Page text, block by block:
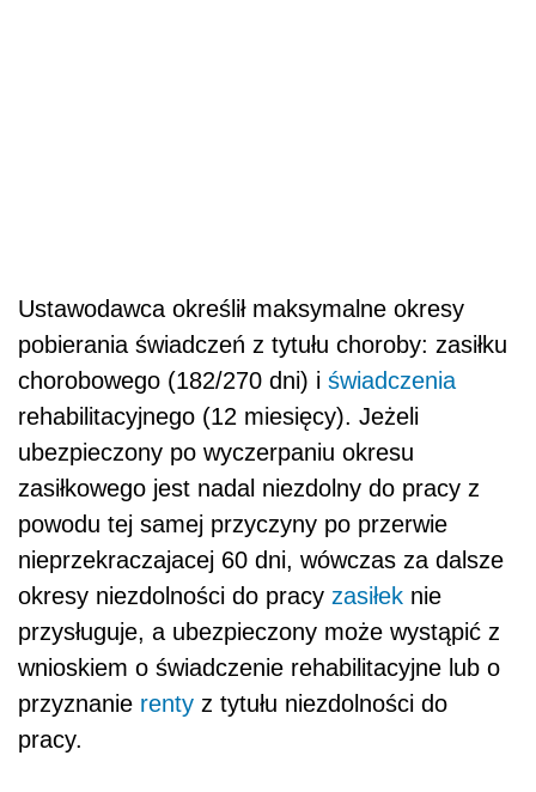
Ustawodawca określił maksymalne okresy
pobierania świadczeń z tytułu choroby: zasiłku
chorobowego (182/270 dni) i świadczenia
rehabilitacyjnego (12 miesięcy). Jeżeli
ubezpieczony po wyczerpaniu okresu
zasiłkowego jest nadal niezdolny do pracy z
powodu tej samej przyczyny po przerwie
nieprzekraczajacej 60 dni, wówczas za dalsze
okresy niezdolności do pracy zasiłek nie
przysługuje, a ubezpieczony może wystąpić z
wnioskiem o świadczenie rehabilitacyjne lub o
przyznanie renty z tytułu niezdolności do
pracy.